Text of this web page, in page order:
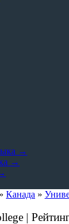
→
→
» Канада »
|